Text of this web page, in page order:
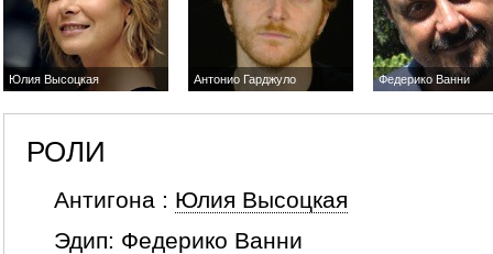
Юлия Высоцкая Антонио Гарджуло Федерико Ванни
РОЛИ
Антигона : Юлия Высоцкая
Эдип: Федерико Ванни